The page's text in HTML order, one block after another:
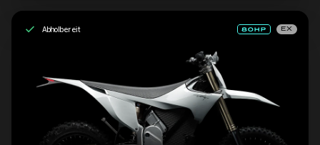
Abholbereit EX